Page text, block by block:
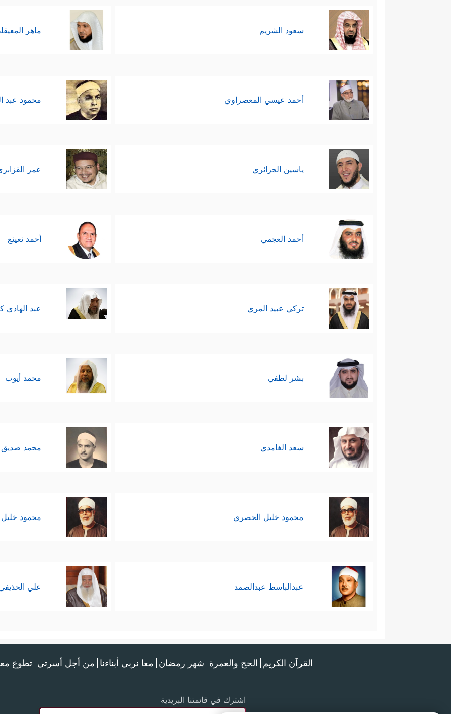
سعود الشريم ماهر
أحمد عيسي المعصراوي محمود عبد
ياسين الجزائري عمر
أحمد العجمي أحمد نعينع
تركي عبيد المري عبد الهادي
بشر لطفي محمد أيوب
سعد الغامدي محمد صديق
محمود خليل الحصري محمود
عبدالباسط عبدالصمد علي
القرآن الكريم الحج والعمرة شهر رمضان معا نربي أبناءنا من أجل أسرتي تطوع
اشترك في قائمتنا البريدية